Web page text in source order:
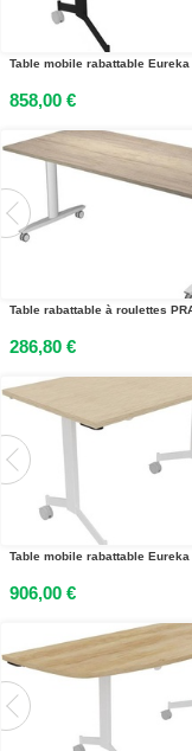
858,00 €
286,80 €
906,00 €